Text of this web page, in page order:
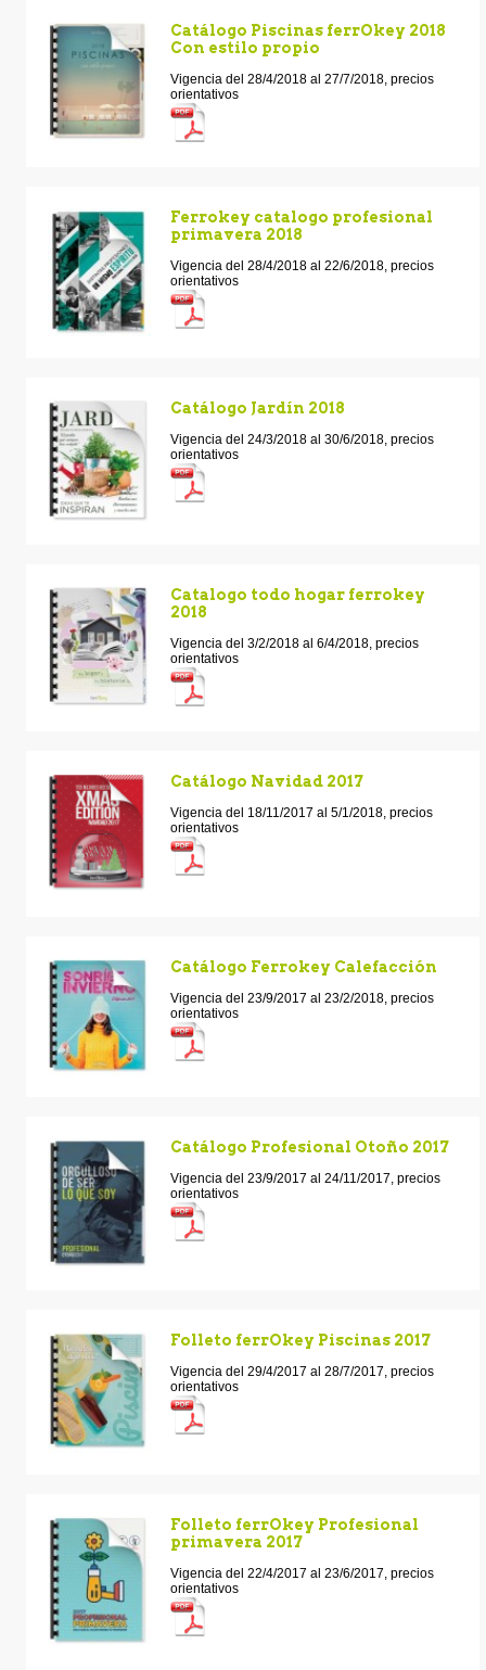
Catálogo Piscinas ferrOkey 2018
Con estilo propio
Vigencia del 28/4/2018 al 27/7/2018, precios
orientativos
Ferrokey catalogo profesional
primavera 2018
Vigencia del 28/4/2018 al 22/6/2018, precios
orientativos
Catálogo Jardín 2018
Vigencia del 24/3/2018 al 30/6/2018, precios
orientativos
Catalogo todo hogar ferrokey
2018
Vigencia del 3/2/2018 al 6/4/2018, precios
orientativos
Catálogo Navidad 2017
Vigencia del 18/11/2017 al 5/1/2018, precios
orientativos
Catálogo Ferrokey Calefacción
Vigencia del 23/9/2017 al 23/2/2018, precios
orientativos
Catálogo Profesional Otoño 2017
Vigencia del 23/9/2017 al 24/11/2017, precios
orientativos
Folleto ferrOkey Piscinas 2017
Vigencia del 29/4/2017 al 28/7/2017, precios
orientativos
Folleto ferrOkey Profesional
primavera 2017
Vigencia del 22/4/2017 al 23/6/2017, precios
orientativos